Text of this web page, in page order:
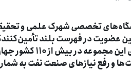
نتایج
و رفع نیازهای صنعت نفت به